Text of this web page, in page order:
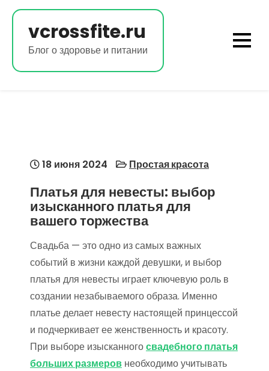
Перейти
содержимому
vcrossfite.ru
Блог о здоровье и питании
18 июня 2024 Простая красота
Платья для невесты: выбор
изысканного платья для
вашего торжества
Свадьба — это одно из самых важных
событий в жизни каждой девушки, и выбор
платья для невесты играет ключевую роль в
создании незабываемого образа. Именно
платье делает невесту настоящей принцессой
и подчеркивает ее женственность и красоту.
При выборе изысканногосвадебного платья
больших размеров необходимо учитывать